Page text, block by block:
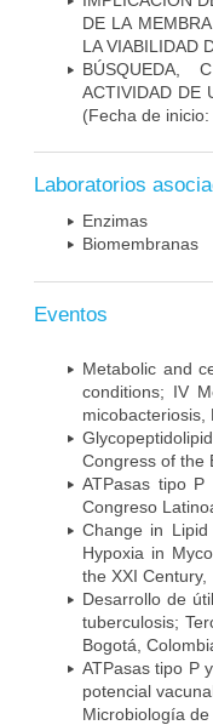
DE LA
LA VIABILIDAD
BÚSQUEDA,
ACTIVIDAD DE
(Fecha de
Laboratorios
Enzimas
Biomembranas
Eventos
Metabolic and
conditions; IV
micobacteriosis,
Congress of the
ATPasas tipo P
Congreso
Change in
Hypoxia in
the XXI
Desarrollo de
tuberculosis;
Bogotá,
ATPasas tipo P
potencial
Microbiología